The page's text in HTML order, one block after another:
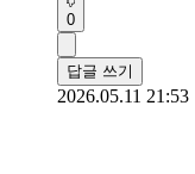
0
답글 쓰기
2026.05.11 21:53